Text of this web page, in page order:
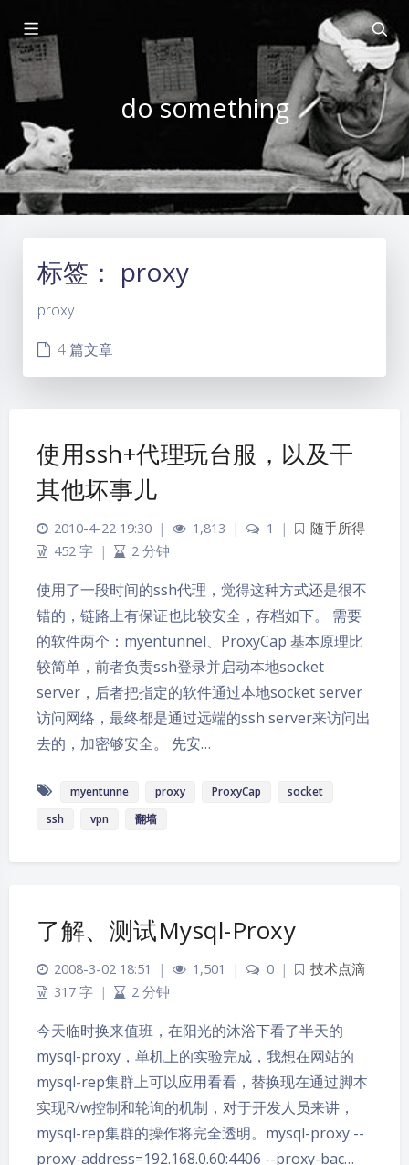
do something
标签： proxy
proxy
4 篇文章
使用ssh+代理玩台服，以及干
其他坏事儿
2010-4-22 19:30 | 1,813 | 1 |
随手所得
452 字 | 2 分钟
使用了一段时间的ssh代理，觉得这种方式还是很不
错的，链路上有保证也比较安全，存档如下。 需要
的软件两个：myentunnel、ProxyCap 基本原理比
较简单，前者负责ssh登录并启动本地socket
server，后者把指定的软件通过本地socket server
访问网络，最终都是通过远端的ssh server来访问出
去的，加密够安全。 先安…
myentunne proxy ProxyCap
socket
ssh
vpn 翻墙
了解、测试Mysql-Proxy
2008-3-02 18:51 | 1,501 | 0 |
技术点滴
317 字 | 2 分钟
今天临时换来值班，在阳光的沐浴下看了半天的
mysql-proxy，单机上的实验完成，我想在网站的
mysql-rep集群上可以应用看看，替换现在通过脚本
实现R/w控制和轮询的机制，对于开发人员来讲，
mysql-rep集群的操作将完全透明。mysql-proxy --
proxy-address=192.168.0.60:4406 --proxy-bac…